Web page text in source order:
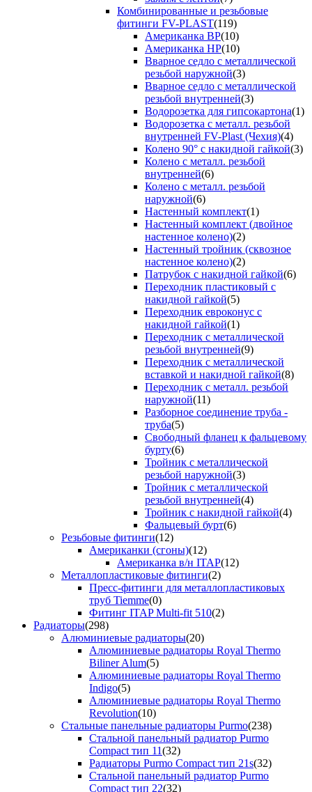
Комбинированные и резьбовые
фитинги FV-PLAST(119)
Американка ВР(10)
Американка НР(10)
Вварное седло с металлической
резьбой наружной(3)
Вварное седло с металлической
резьбой внутренней(3)
Водорозетка для гипсокартона(1)
Водорозетка с металл. резьбой
внутренней FV-Plast (Чехия)(4)
Колено 90° с накидной гайкой(3)
Колено с металл. резьбой
внутренней(6)
Колено с металл. резьбой
наружной(6)
Настенный комплект(1)
Настенный комплект (двойное
настенное колено)(2)
Настенный тройник (сквозное
настенное колено)(2)
Патрубок с накидной гайкой(6)
Переходник пластиковый с
накидной гайкой(5)
Переходник евроконус с
накидной гайкой(1)
Переходник с металлической
резьбой внутренней(9)
Переходник с металлической
вставкой и накидной гайкой(8)
Переходник с металл. резьбой
наружной(11)
Разборное соединение труба -
труба(5)
Свободный фланец к фальцевому
бурту(6)
Тройник с металлической
резьбой наружной(3)
Тройник с металлической
резьбой внутренней(4)
Тройник с накидной гайкой(4)
Фальцевый бурт(6)
Резьбовые фитинги(12)
Американки (сгоны)(12)
Американка в/н ITAP(12)
Металлопластиковые фитинги(2)
Пресс-фитинги для металлопластиковых
труб Tiemme(0)
Фитинг ITAP Multi-fit 510(2)
Радиаторы(298)
Алюминиевые радиаторы(20)
Алюминиевые радиаторы Royal Thermo
Biliner Alum(5)
Алюминиевые радиаторы Royal Thermo
Indigo(5)
Алюминиевые радиаторы Royal Thermo
Revolution(10)
Стальные панельные радиаторы Purmo(238)
Стальной панельный радиатор Purmo
Compact тип 11(32)
Радиаторы Purmo Compact тип 21s(32)
Стальной панельный радиатор Purmo
Compact тип 22(32)